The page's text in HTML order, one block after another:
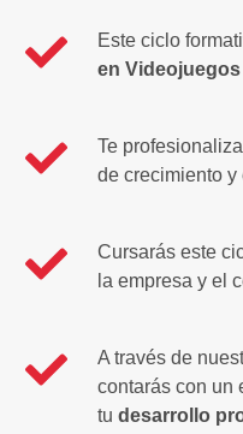
Este ciclo
en Videojuegos
Te
de crecimiento y
Cursarás este
la empresa y el
A través de
contarás con un
tu desarrollo